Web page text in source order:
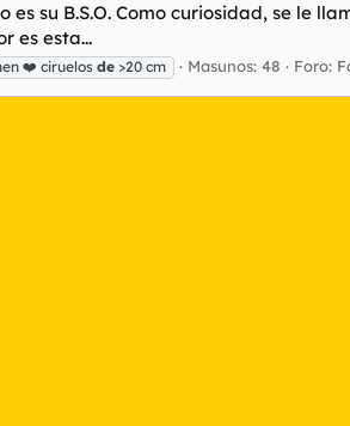
su B.S.O. Como curiosidad, se le
es esta...
❤️ ciruelos de >20 cm Masunos: 48 Foro: